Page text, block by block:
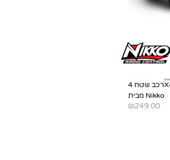
רכב שטח 4X4 דגם Pro Trucks
מבית Nikko
₪249.00